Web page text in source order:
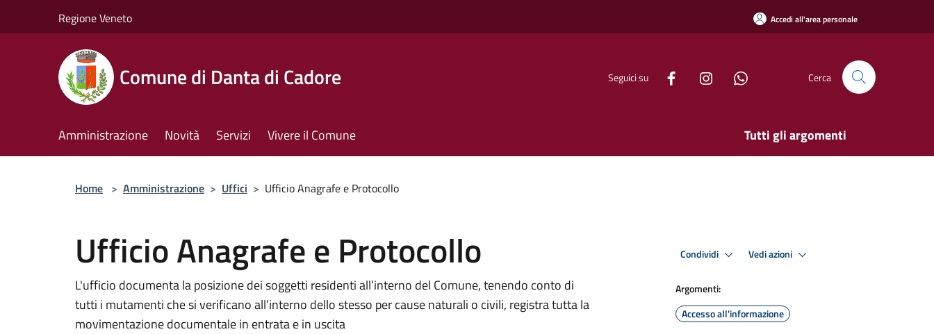
Regione Veneto Accedi all'area personale
Comune di Danta di Cadore Seguici su Cerca
Amministrazione Novità Servizi Vivere il Comune Tutti gli argomenti
Home > Amministrazione > Uffici > Ufficio Anagrafe e Protocollo
Ufficio Anagrafe e Protocollo
L'ufficio documenta la posizione dei soggetti residenti all’interno del Comune, tenendo conto di
tutti i mutamenti che si verificano all’interno dello stesso per cause naturali o civili, registra tutta la
movimentazione documentale in entrata e in uscita
Condividi Vedi azioni
Argomenti:
Accesso all'informazione